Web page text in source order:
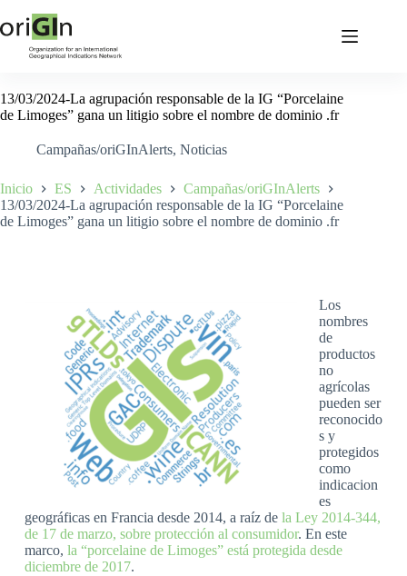
13/03/2024-La agrupación responsable de la IG “Porcelaine
de Limoges” gana un litigio sobre el nombre de dominio .fr
Campañas/oriGInAlerts, Noticias
Inicio ES Actividades
Campañas/oriGInAlerts
13/03/2024-La agrupación responsable de la IG “Porcelaine
de Limoges” gana un litigio sobre el nombre de dominio .fr
Los
nombres
de
productos
no
agrícolas
pueden ser
reconocido
s y
protegidos
como
indicacion
es
geográficas en Francia desde 2014, a raíz de la Ley 2014-344,
de 17 de marzo, sobre protección al consumidor. En este
marco, la “porcelaine de Limoges” está protegida desde
diciembre de 2017.